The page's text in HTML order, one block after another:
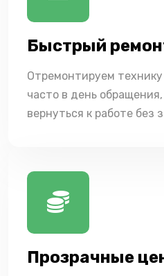
Быстрый
Отремонтируем
часто в день
вернуться к работе без
Прозрачные